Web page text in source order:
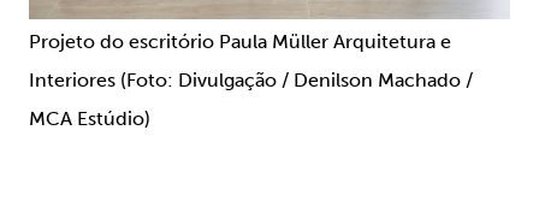
Projeto do escritório Paula Müller Arquitetura e
Interiores (Foto: Divulgação / Denilson Machado /
MCA Estúdio)